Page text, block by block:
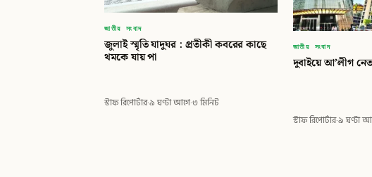
জাতীয় সংবাদ
জুলাই স্মৃতি যাদুঘর : প্রতীকী কবরের কাছে
থমকে যায় পা
স্টাফ রিপোর্টার·৯ ঘণ্টা আগে·৩ মিনিট
জাতীয় সংবাদ
দুবাইয়ে আ’লীগ
স্টাফ রিপোর্টার·৯ ঘণ্টা